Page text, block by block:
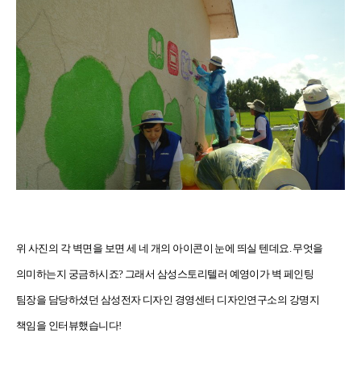
위 사진의 각 벽면을 보면 세 네 개의 아이콘이 눈에 띄실 텐데요. 무엇을
의미하는지 궁금하시죠? 그래서 삼성스토리텔러 예영이가 벽 페인팅
팀장을 담당하셨던 삼성전자 디자인 경영센터 디자인연구소의 강명지
책임을 인터뷰했습니다!